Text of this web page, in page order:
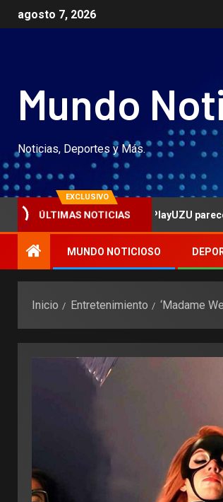
agosto 7, 2026
Mundo
Noticias, Deportes y Más.
EXCLUSIVO
ÚLTIMAS NOTICIAS
el movil en PlayUZU parece extremely
MUNDO NOTICIOSO
Inicio Entretenimiento ‘Madame